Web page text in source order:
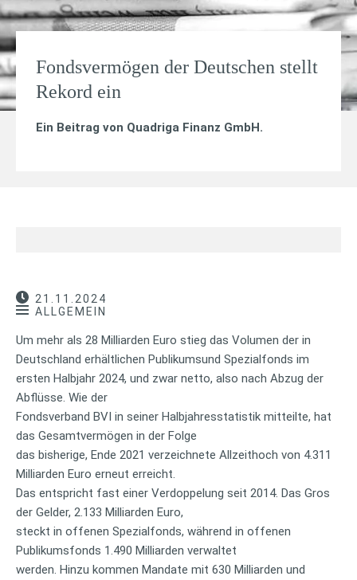
Fondsvermögen der Deutschen stellt
Rekord ein
Ein Beitrag von Quadriga Finanz GmbH.
21.11.2024
ALLGEMEIN
Um mehr als 28 Milliarden Euro stieg das Volumen der in
Deutschland erhältlichen Publikumsund Spezialfonds im
ersten Halbjahr 2024, und zwar netto, also nach Abzug der
Abflüsse. Wie der
Fondsverband BVI in seiner Halbjahresstatistik mitteilte, hat
das Gesamtvermögen in der Folge
das bisherige, Ende 2021 verzeichnete Allzeithoch von 4.311
Milliarden Euro erneut erreicht.
Das entspricht fast einer Verdoppelung seit 2014. Das Gros
der Gelder, 2.133 Milliarden Euro,
steckt in offenen Spezialfonds, während in offenen
Publikumsfonds 1.490 Milliarden verwaltet
werden. Hinzu kommen Mandate mit 630 Milliarden und